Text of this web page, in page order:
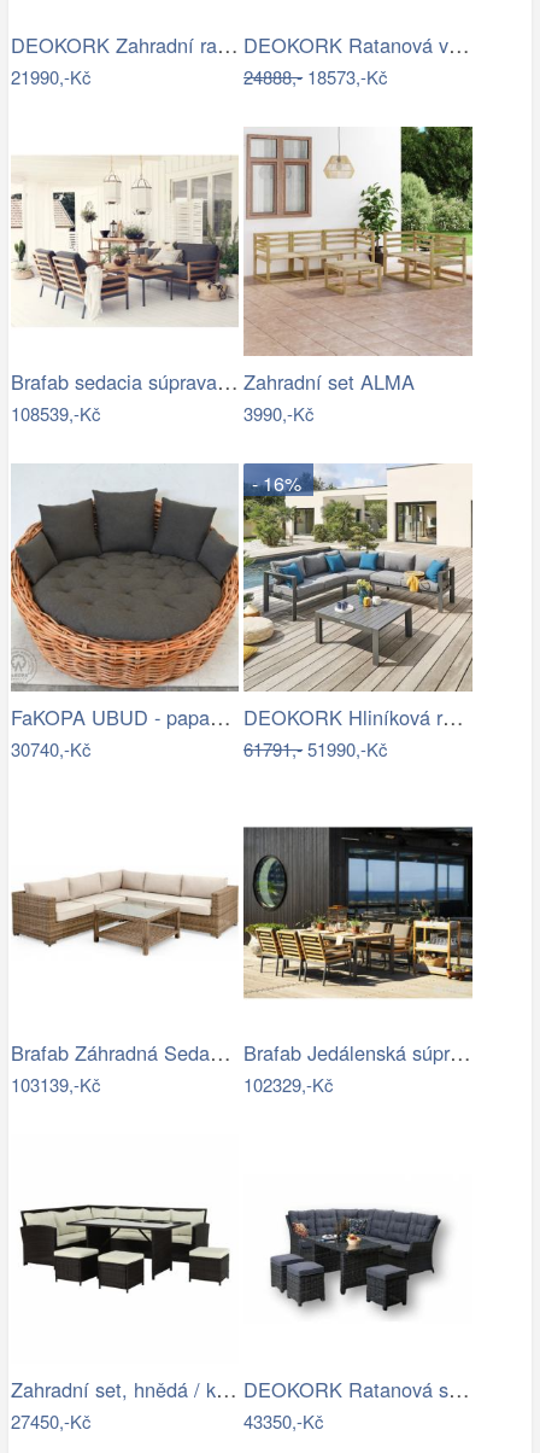
DEOKORK Zahradní ratanová sestava…
21990,-Kč
DEOKORK Ratanová variabilní sestava…
24888,-18573,-Kč
Brafab sedacia súprava ZALONGO Mdum
108539,-Kč
Zahradní set ALMA
3990,-Kč
FaKOPA UBUD - papasan z ratanu…
30740,-Kč
- 16%
DEOKORK Hliníková rohová sestava…
61791,-51990,-Kč
Brafab Záhradná Sedacia súprava NINJA -…
103139,-Kč
Brafab Jedálenská súprava ZALONGO Mdum
102329,-Kč
Zahradní set, hnědá / krémová, STARK…
27450,-Kč
DEOKORK Ratanová sestava DAKOTA …
43350,-Kč